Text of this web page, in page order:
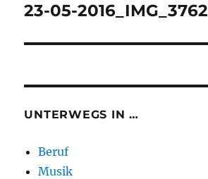
23-05-2016_IMG_3762
UNTERWEGS IN …
Beruf
Musik